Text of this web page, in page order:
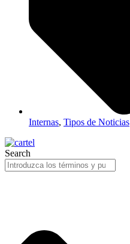
Internas, Tipos de Noticias
Search